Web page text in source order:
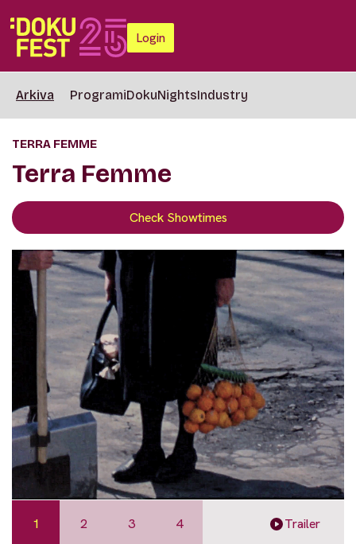
Login
Arkiva ProgramiDokuNightsIndustry
TERRA FEMME
Terra Femme
Check Showtimes
1 2 3 4 Trailer